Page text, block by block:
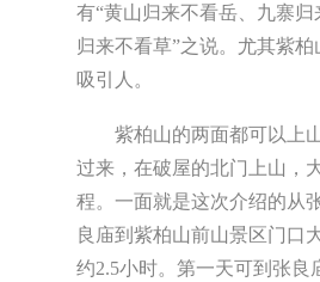
有“黄山归来不看岳、九寨
归来不看草”之说。尤其紫
吸引人。
紫柏山的两面都可以上
过来，在破屋的北门上山，
程。一面就是这次介绍的从
良庙到紫柏山前山景区门口
约2.5小时。第一天可到张良